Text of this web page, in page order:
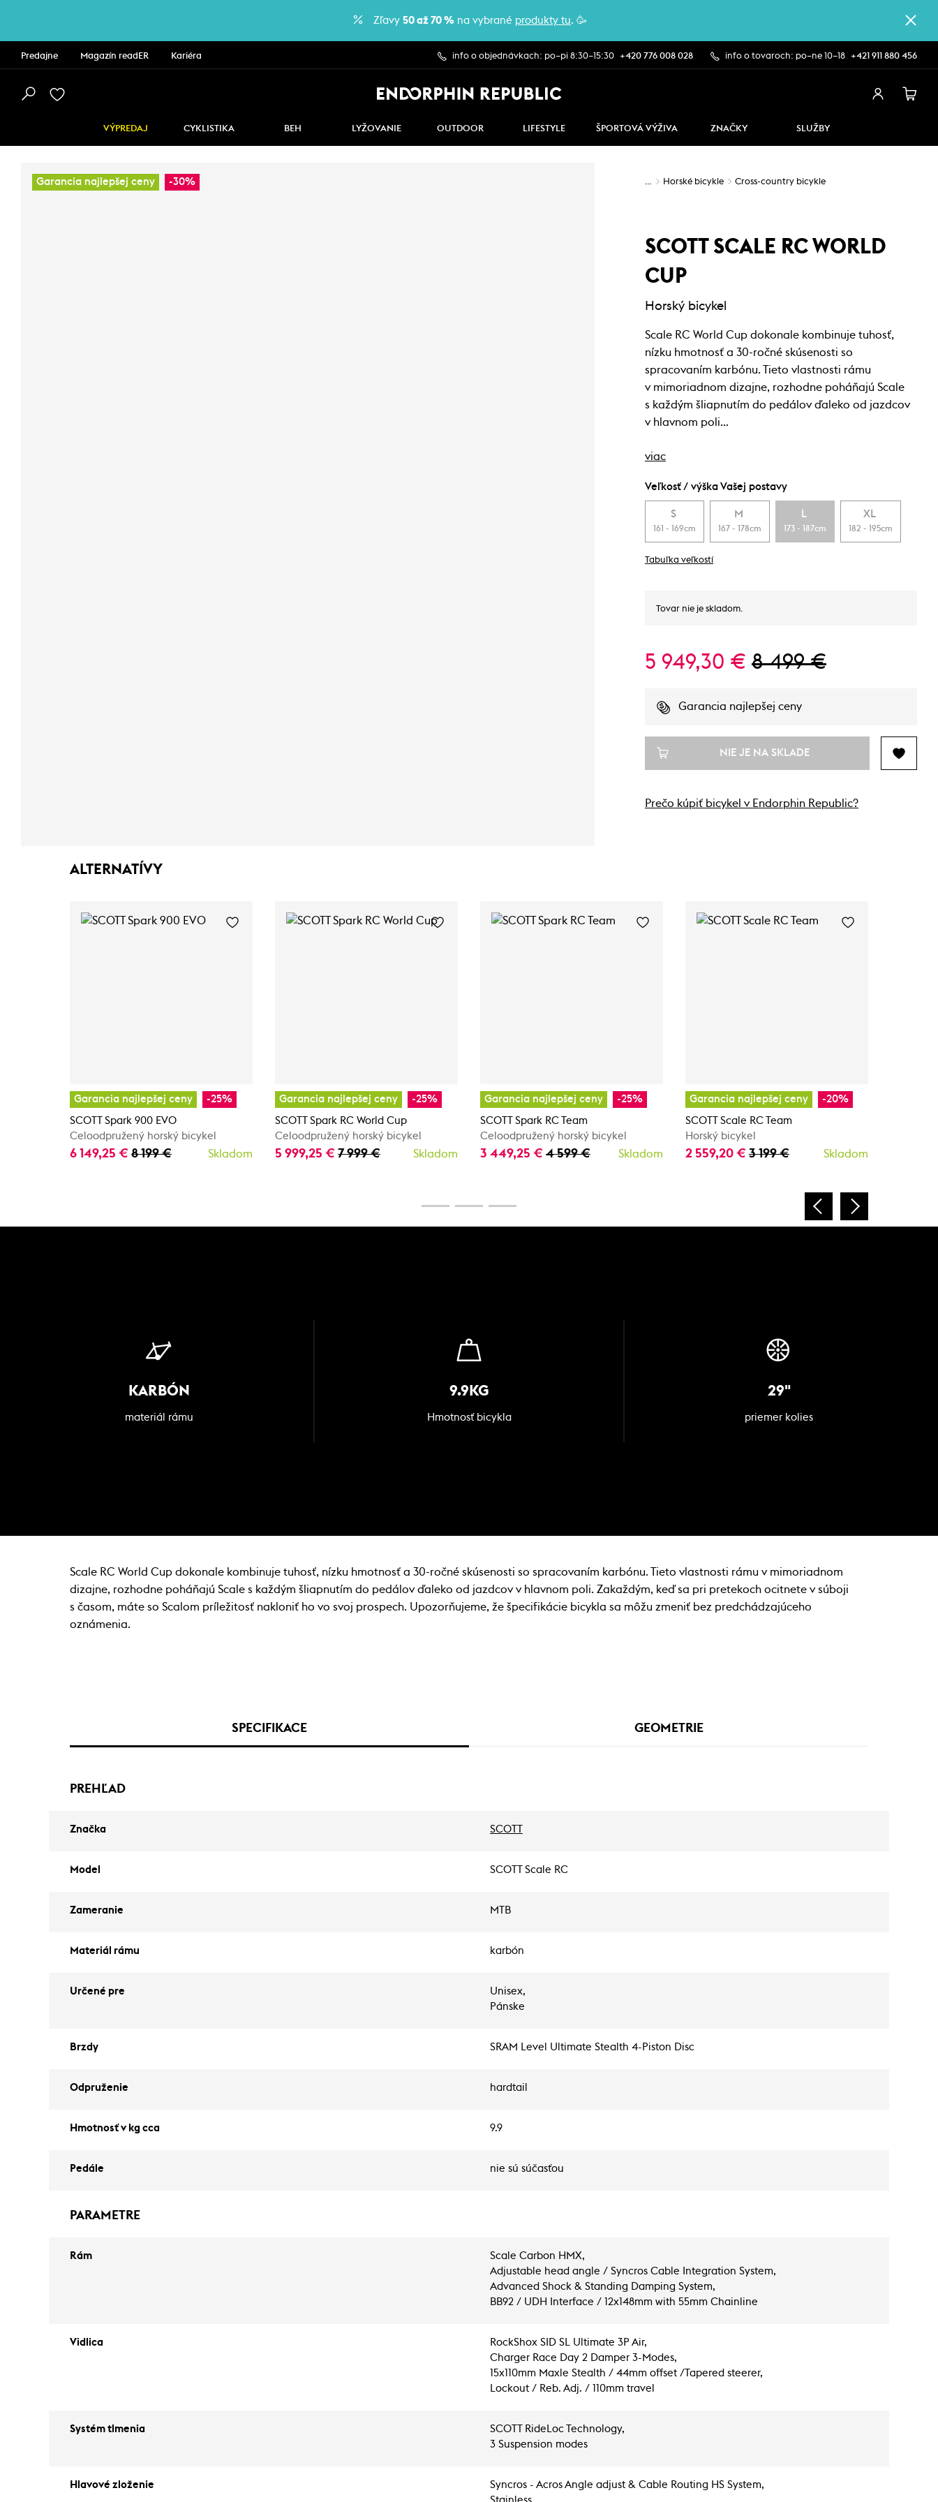
Zľavy 50 až 70 % na vybrané produkty tu. 🥳
Predajne Magazín readER Kariéra info o objednávkach: po–pi 8:30–15:30 +420 776 008 028 info o tovaroch: po–ne 10–18 +421 911 880 456
VÝPREDAJ CYKLISTIKA BEH LYŽOVANIE OUTDOOR LIFESTYLE ŠPORTOVÁ VÝŽIVA ZNAČKY SLUŽBY
Garancia najlepšej ceny -30% … Horské bicykle Cross-country bicykle
SCOTT SCALE RC WORLD
CUP
Horský bicykel
Scale RC World Cup dokonale kombinuje tuhosť,
nízku hmotnosť a 30-ročné skúsenosti so
spracovaním karbónu. Tieto vlastnosti rámu
v mimoriadnom dizajne, rozhodne poháňajú Scale
s každým šliapnutím do pedálov ďaleko od jazdcov
v hlavnom poli…
viac
Veľkosť / výška Vašej postavy
S
161 - 169cm
M
167 - 178cm
L
173 - 187cm
XL
182 - 195cm
Tabuľka veľkostí
Tovar nie je skladom.
5 949,30 € 8 499 €
Garancia najlepšej ceny
NIE JE NA SKLADE
Prečo kúpiť bicykel v Endorphin Republic?
ALTERNATÍVY
Garancia najlepšej ceny -25%
SCOTT Spark 900 EVO
Celoodpružený horský bicykel
6 149,25 € 8 199 € Skladom
Garancia najlepšej ceny -25%
SCOTT Spark RC World Cup
Celoodpružený horský bicykel
5 999,25 € 7 999 € Skladom
Garancia najlepšej ceny -25%
SCOTT Spark RC Team
Celoodpružený horský bicykel
3 449,25 € 4 599 € Skladom
Garancia najlepšej ceny -20%
SCOTT Scale RC Team
Horský bicykel
2 559,20 € 3 199 € Skladom
KARBÓN
materiál rámu
9.9KG
Hmotnosť bicykla
29"
priemer kolies
Scale RC World Cup dokonale kombinuje tuhosť, nízku hmotnosť a 30-ročné skúsenosti so spracovaním karbónu. Tieto vlastnosti rámu v mimoriadnom
dizajne, rozhodne poháňajú Scale s každým šliapnutím do pedálov ďaleko od jazdcov v hlavnom poli. Zakaždým, keď sa pri pretekoch ocitnete v súboji
s časom, máte so Scalom príležitosť nakloniť ho vo svoj prospech. Upozorňujeme, že špecifikácie bicykla sa môžu zmeniť bez predchádzajúceho
oznámenia.
SPECIFIKACE GEOMETRIE
PREHĽAD
Značka SCOTT
Model SCOTT Scale RC
Zameranie MTB
Materiál rámu karbón
Určené pre
Unisex,
Pánske
Brzdy SRAM Level Ultimate Stealth 4-Piston Disc
Odpruženie hardtail
Hmotnosť v kg cca 9.9
Pedále nie sú súčasťou
PARAMETRE
Rám
Scale Carbon HMX,
Adjustable head angle / Syncros Cable Integration System,
Advanced Shock & Standing Damping System,
BB92 / UDH Interface / 12x148mm with 55mm Chainline
Vidlica
RockShox SID SL Ultimate 3P Air,
Charger Race Day 2 Damper 3-Modes,
15x110mm Maxle Stealth / 44mm offset /Tapered steerer,
Lockout / Reb. Adj. / 110mm travel
Systém tlmenia
SCOTT RideLoc Technology,
3 Suspension modes
Hlavové zloženie
Syncros - Acros Angle adjust & Cable Routing HS System,